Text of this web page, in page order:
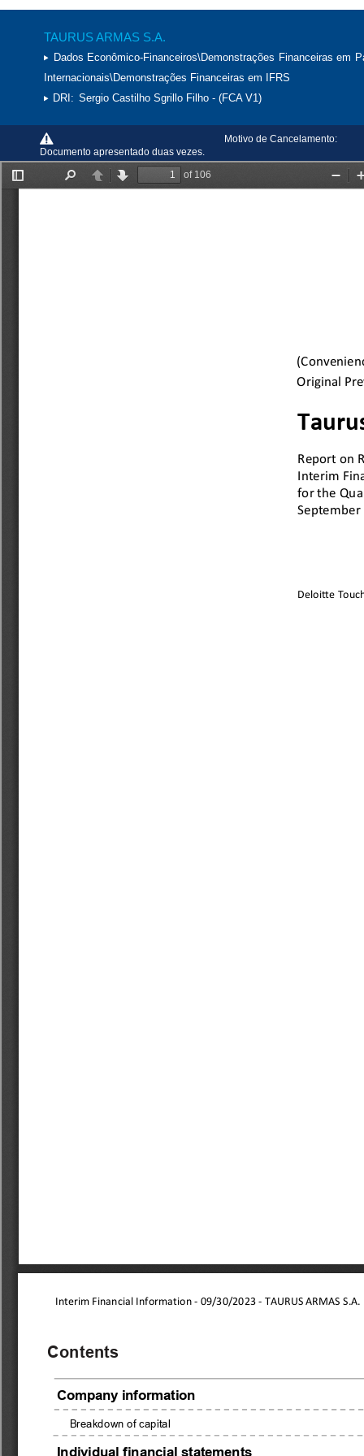
TAURUS ARMAS S.A.
Dados Econômico-Financeiros\Demonstrações Financeiras em
Internacionais\Demonstrações Financeiras em IFRS
DRI: Sergio Castilho Sgrillo Filho - (FCA V1)
Motivo de Cancelamento:
Documento apresentado duas vezes.